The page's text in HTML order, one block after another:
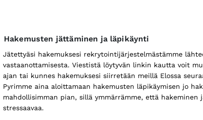
Hakemusten jättäminen ja läpikäynti
Jätettyäsi hakemuksesi rekrytointijärjestelmästämme
vastaanottamisesta. Viestistä löytyvän linkin kautta voit
ajan tai kunnes hakemuksesi siirretään meillä Elossa
Pyrimme aina aloittamaan hakemusten läpikäymisen jo
mahdollisimman pian, sillä ymmärrämme, että hakeminen
stressaavaa.